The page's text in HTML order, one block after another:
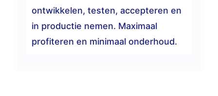
ontwikkelen, testen, accepteren en
in productie nemen. Maximaal
profiteren en minimaal onderhoud.